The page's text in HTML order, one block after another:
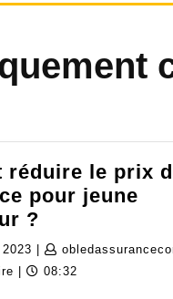
réduire le prix
pour jeune
?
réduire
le
10
novembre
08:32